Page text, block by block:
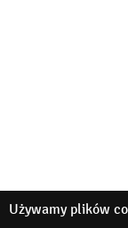
Używamy plików